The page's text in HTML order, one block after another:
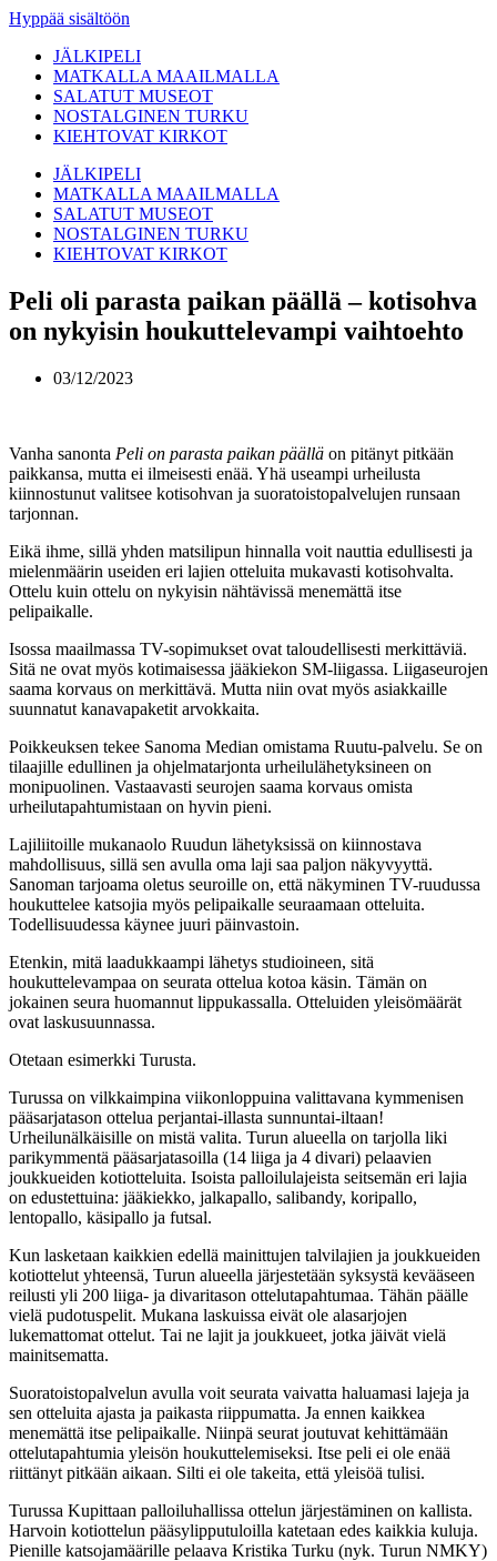
Hyppää sisältöön
JÄLKIPELI
MATKALLA MAAILMALLA
SALATUT MUSEOT
NOSTALGINEN TURKU
KIEHTOVAT KIRKOT
JÄLKIPELI
MATKALLA MAAILMALLA
SALATUT MUSEOT
NOSTALGINEN TURKU
KIEHTOVAT KIRKOT
Peli oli parasta paikan päällä – kotisohva
on nykyisin houkuttelevampi vaihtoehto
03/12/2023
Vanha sanonta Peli on parasta paikan päällä on pitänyt pitkään
paikkansa, mutta ei ilmeisesti enää. Yhä useampi urheilusta
kiinnostunut valitsee kotisohvan ja suoratoistopalvelujen runsaan
tarjonnan.
Eikä ihme, sillä yhden matsilipun hinnalla voit nauttia edullisesti ja
mielenmäärin useiden eri lajien otteluita mukavasti kotisohvalta.
Ottelu kuin ottelu on nykyisin nähtävissä menemättä itse
pelipaikalle.
Isossa maailmassa TV-sopimukset ovat taloudellisesti merkittäviä.
Sitä ne ovat myös kotimaisessa jääkiekon SM-liigassa. Liigaseurojen
saama korvaus on merkittävä. Mutta niin ovat myös asiakkaille
suunnatut kanavapaketit arvokkaita.
Poikkeuksen tekee Sanoma Median omistama Ruutu-palvelu. Se on
tilaajille edullinen ja ohjelmatarjonta urheilulähetyksineen on
monipuolinen. Vastaavasti seurojen saama korvaus omista
urheilutapahtumistaan on hyvin pieni.
Lajiliitoille mukanaolo Ruudun lähetyksissä on kiinnostava
mahdollisuus, sillä sen avulla oma laji saa paljon näkyvyyttä.
Sanoman tarjoama oletus seuroille on, että näkyminen TV-ruudussa
houkuttelee katsojia myös pelipaikalle seuraamaan otteluita.
Todellisuudessa käynee juuri päinvastoin.
Etenkin, mitä laadukkaampi lähetys studioineen, sitä
houkuttelevampaa on seurata ottelua kotoa käsin. Tämän on
jokainen seura huomannut lippukassalla. Otteluiden yleisömäärät
ovat laskusuunnassa.
Otetaan esimerkki Turusta.
Turussa on vilkkaimpina viikonloppuina valittavana kymmenisen
pääsarjatason ottelua perjantai-illasta sunnuntai-iltaan!
Urheilunälkäisille on mistä valita. Turun alueella on tarjolla liki
parikymmentä pääsarjatasoilla (14 liiga ja 4 divari) pelaavien
joukkueiden kotiotteluita. Isoista palloilulajeista seitsemän eri lajia
on edustettuina: jääkiekko, jalkapallo, salibandy, koripallo,
lentopallo, käsipallo ja futsal.
Kun lasketaan kaikkien edellä mainittujen talvilajien ja joukkueiden
kotiottelut yhteensä, Turun alueella järjestetään syksystä kevääseen
reilusti yli 200 liiga- ja divaritason ottelutapahtumaa. Tähän päälle
vielä pudotuspelit. Mukana laskuissa eivät ole alasarjojen
lukemattomat ottelut. Tai ne lajit ja joukkueet, jotka jäivät vielä
mainitsematta.
Suoratoistopalvelun avulla voit seurata vaivatta haluamasi lajeja ja
sen otteluita ajasta ja paikasta riippumatta. Ja ennen kaikkea
menemättä itse pelipaikalle. Niinpä seurat joutuvat kehittämään
ottelutapahtumia yleisön houkuttelemiseksi. Itse peli ei ole enää
riittänyt pitkään aikaan. Silti ei ole takeita, että yleisöä tulisi.
Turussa Kupittaan palloiluhallissa ottelun järjestäminen on kallista.
Harvoin kotiottelun pääsylipputuloilla katetaan edes kaikkia kuluja.
Pienille katsojamäärille pelaava Kristika Turku (nyk. Turun NMKY)